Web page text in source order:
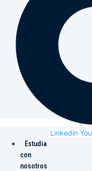
Linkedin
Estudia
con
nosotros